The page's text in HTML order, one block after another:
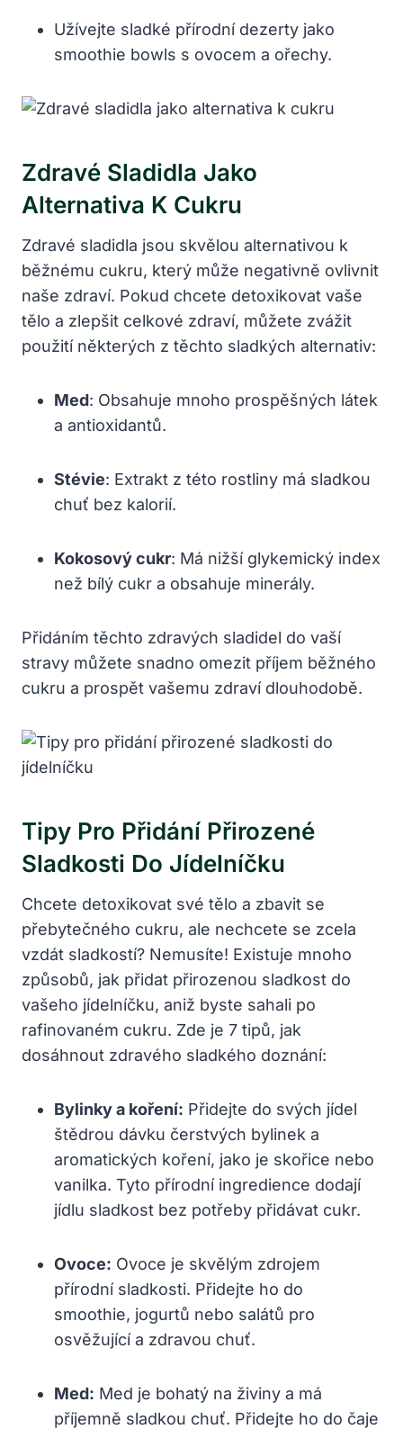
Užívejte sladké přírodní dezerty jako
smoothie bowls s ovocem a ořechy.
Zdravé Sladidla Jako
Alternativa K Cukru
Zdravé sladidla jsou skvělou alternativou k
běžnému cukru, který může negativně ovlivnit
naše zdraví. Pokud chcete detoxikovat vaše
tělo a zlepšit celkové zdraví, můžete zvážit
použití některých z těchto sladkých alternativ:
Med: Obsahuje mnoho prospěšných látek
a antioxidantů.
Stévie: Extrakt z této rostliny má sladkou
chuť bez kalorií.
Kokosový cukr: Má nižší glykemický index
než bílý cukr a obsahuje minerály.
Přidáním těchto zdravých sladidel do vaší
stravy můžete snadno omezit příjem běžného
cukru a prospět vašemu zdraví dlouhodobě.
Tipy Pro Přidání Přirozené
Sladkosti Do Jídelníčku
Chcete detoxikovat své tělo a zbavit se
přebytečného cukru, ale nechcete se zcela
vzdát sladkostí? Nemusíte! Existuje mnoho
způsobů, jak přidat přirozenou sladkost do
vašeho jídelníčku, aniž byste sahali po
rafinovaném cukru. Zde je 7 tipů, jak
dosáhnout zdravého sladkého doznání:
Bylinky a koření: Přidejte do svých jídel
štědrou dávku čerstvých bylinek a
aromatických koření, jako je skořice nebo
vanilka. Tyto přírodní ingredience dodají
jídlu sladkost bez potřeby přidávat cukr.
Ovoce: Ovoce je skvělým zdrojem
přírodní sladkosti. Přidejte ho do
smoothie, jogurtů nebo salátů pro
osvěžující a zdravou chuť.
Med: Med je bohatý na živiny a má
příjemně sladkou chuť. Přidejte ho do čaje